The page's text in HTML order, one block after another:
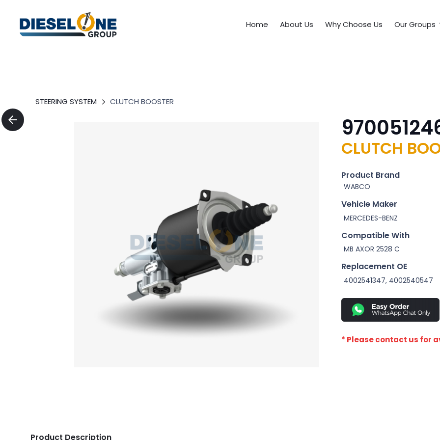
Home About Us Why Choose Us Our Groups
STEERING SYSTEM CLUTCH BOOSTER
CLUTCH
Product Brand
WABCO
Vehicle Maker
MERCEDES-BENZ
Compatible With
MB AXOR 2528 C
Replacement OE
4002541347, 4002540547
* Please contact us for
Product Description